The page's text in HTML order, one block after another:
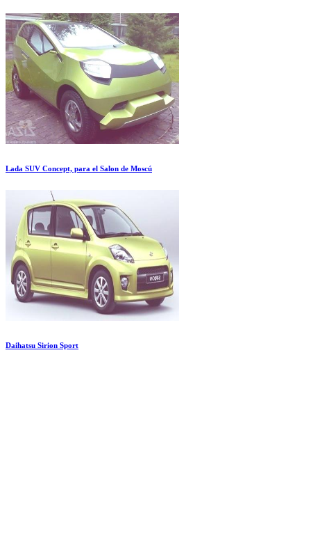
Lada SUV Concept, para el Salon de Moscú
Daihatsu Sirion Sport